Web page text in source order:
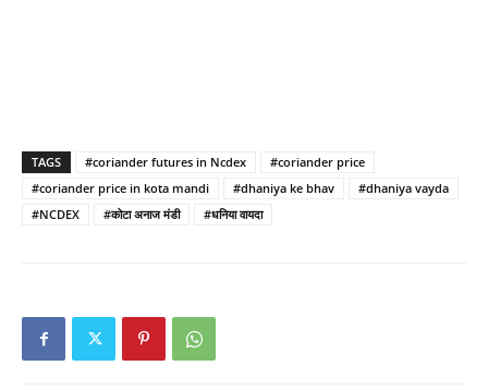
TAGS #coriander futures in Ncdex
#coriander price
#coriander price in kota mandi
#dhaniya ke bhav
#dhaniya vayda
#NCDEX
#कोटा अनाज मंडी #धनिया वायदा